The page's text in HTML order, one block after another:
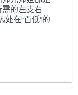
需的左支右
在“百低”的